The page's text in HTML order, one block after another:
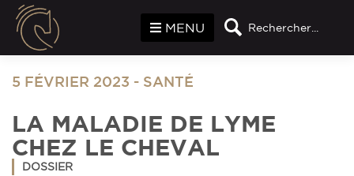
Rechercher...
MENU
5 FÉVRIER 2023 - SANTÉ
LA MALADIE DE LYME
CHEZ LE CHEVAL
DOSSIER
Panneau de gestion des cookies